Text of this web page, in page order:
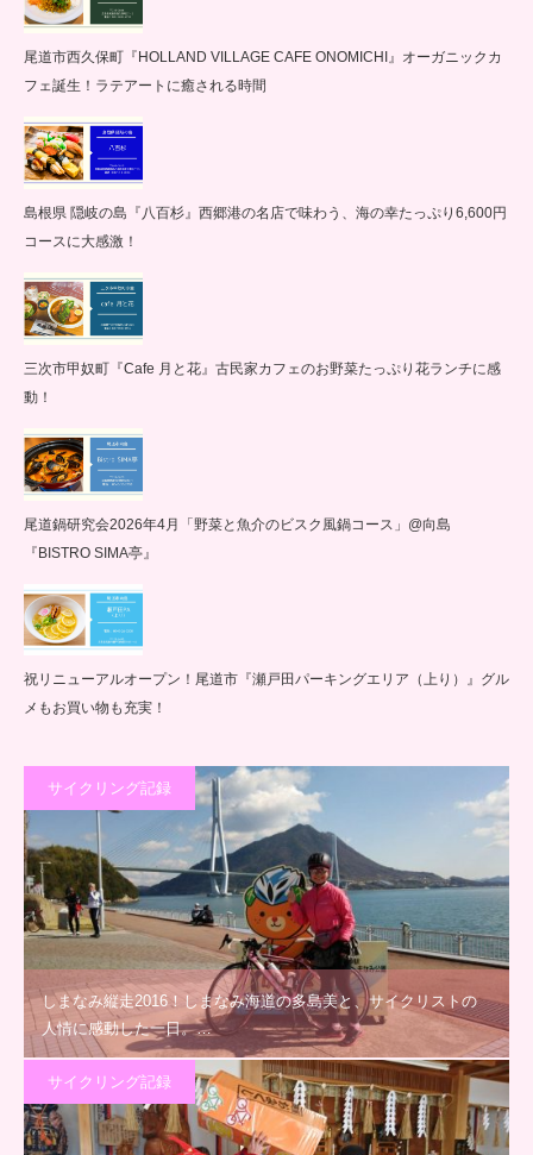
尾道市西久保町『HOLLAND VILLAGE CAFE ONOMICHI』オーガニックカ
フェ誕生！ラテアートに癒される時間
島根県 隠岐の島『八百杉』西郷港の名店で味わう、海の幸たっぷり6,600円
コースに大感激！
三次市甲奴町『Cafe 月と花』古民家カフェのお野菜たっぷり花ランチに感
動！
尾道鍋研究会2026年4月「野菜と魚介のビスク風鍋コース」@向島
『BISTRO SIMA亭』
祝リニューアルオープン！尾道市『瀬戸田パーキングエリア（上り）』グル
メもお買い物も充実！
サイクリング記録
しまなみ縦走2016！しまなみ海道の多島美と、サイクリストの
人情に感動した一日。…
サイクリング記録